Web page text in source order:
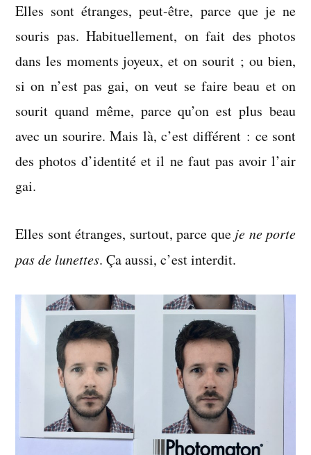
Elles sont étranges, peut-être, parce que je ne
souris pas. Habituellement, on fait des photos
dans les moments joyeux, et on sourit ; ou bien,
si on n’est pas gai, on veut se faire beau et on
sourit quand même, parce qu’on est plus beau
avec un sourire. Mais là, c’est différent : ce sont
des photos d’identité et il ne faut pas avoir l’air
gai.
Elles sont étranges, surtout, parce que je ne porte
pas de lunettes. Ça aussi, c’est interdit.